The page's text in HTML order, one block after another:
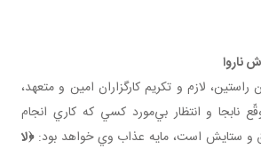
لازم و تكريم كارگزاران امين و متعهد،
نابجا و انتظار بي‌مورد كسي كه كاري انجام
و ستايش است، مايه عذاب وي خواهد بود:﴿لا